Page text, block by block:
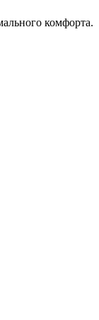
комфорта.